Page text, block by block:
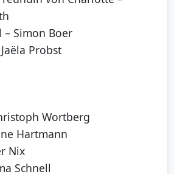
Simon Boer
Probst
Wortberg
Hartmann
Nix
Schnell